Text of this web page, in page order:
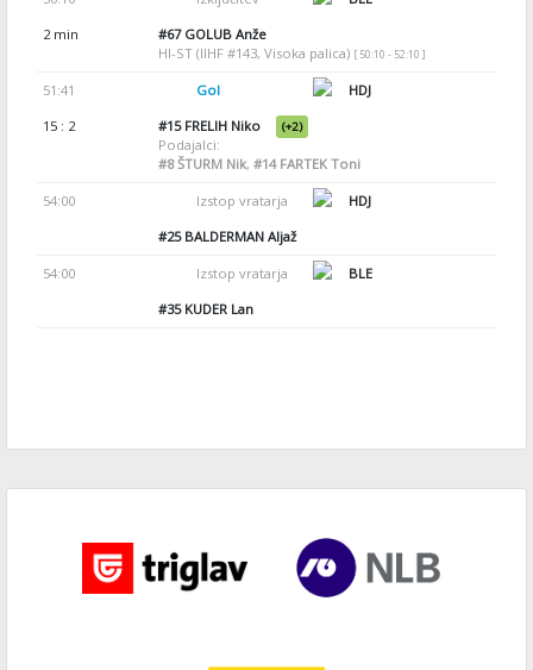
2 min
#67GOLUB Anže
HI-ST (IIHF #143, Visoka palica) [ 50:10 - 52:10 ]
51:41 Gol
HDJ
15 : 2
#15FRELIH Niko (+2)
Podajalci:
#8ŠTURM Nik, #14FARTEK Toni
54:00 Izstop vratarja
HDJ
#25BALDERMAN Aljaž
54:00 Izstop vratarja
BLE
#35KUDER Lan